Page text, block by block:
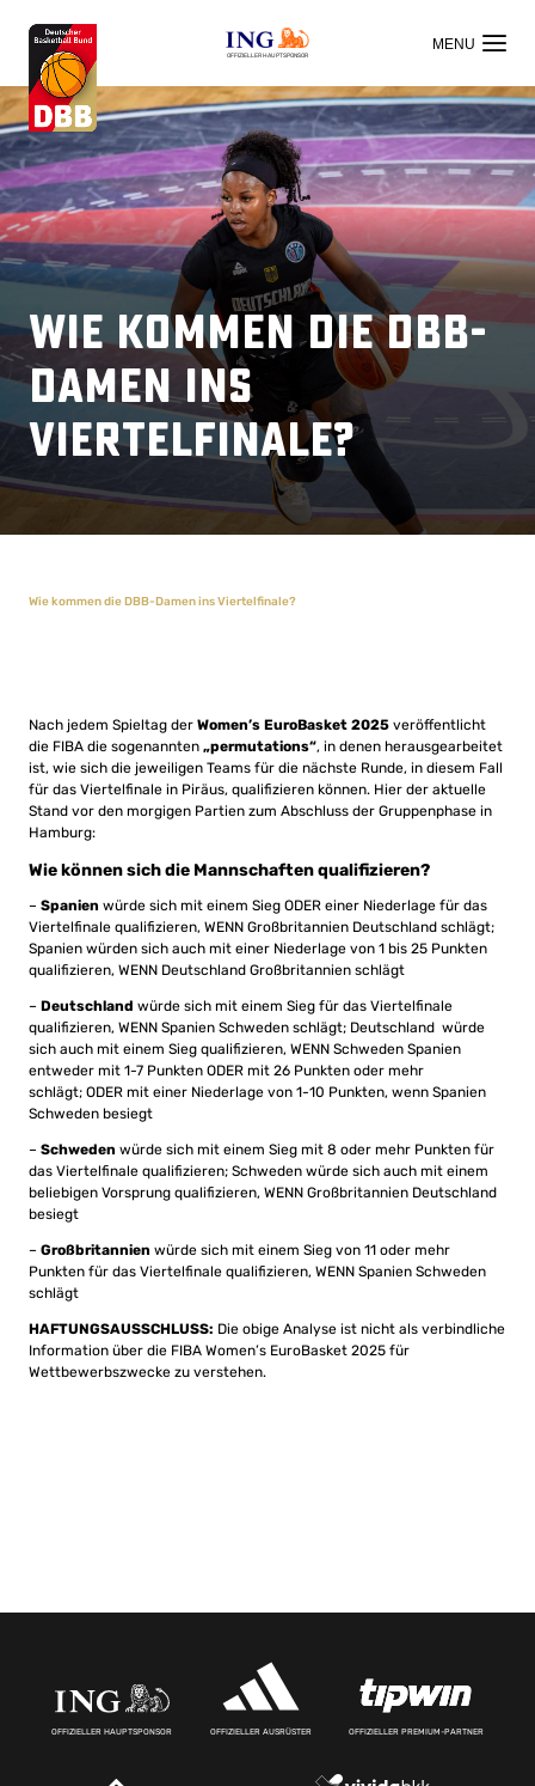
OFFIZIELLER HAUPTSPONSOR
Wie kommen die DBB-
Damen ins
Viertelfinale?
Wie kommen die DBB-Damen ins Viertelfinale?
Nach jedem Spieltag der Women’s EuroBasket 2025 veröffentlicht
die FIBA die sogenannten „permutations“, in denen herausgearbeitet
ist, wie sich die jeweiligen Teams für die nächste Runde, in diesem Fall
für das Viertelfinale in Piräus, qualifizieren können. Hier der aktuelle
Stand vor den morgigen Partien zum Abschluss der Gruppenphase in
Hamburg:
Wie können sich die Mannschaften qualifizieren?
– Spanien würde sich mit einem Sieg ODER einer Niederlage für das
Viertelfinale qualifizieren, WENN Großbritannien Deutschland schlägt;
Spanien würden sich auch mit einer Niederlage von 1 bis 25 Punkten
qualifizieren, WENN Deutschland Großbritannien schlägt
– Deutschland würde sich mit einem Sieg für das Viertelfinale
qualifizieren, WENN Spanien Schweden schlägt; Deutschland würde
sich auch mit einem Sieg qualifizieren, WENN Schweden Spanien
entweder mit 1-7 Punkten ODER mit 26 Punkten oder mehr
schlägt; ODER mit einer Niederlage von 1-10 Punkten, wenn Spanien
Schweden besiegt
– Schweden würde sich mit einem Sieg mit 8 oder mehr Punkten für
das Viertelfinale qualifizieren; Schweden würde sich auch mit einem
beliebigen Vorsprung qualifizieren, WENN Großbritannien Deutschland
besiegt
– Großbritannien würde sich mit einem Sieg von 11 oder mehr
Punkten für das Viertelfinale qualifizieren, WENN Spanien Schweden
schlägt
HAFTUNGSAUSSCHLUSS: Die obige Analyse ist nicht als verbindliche
Information über die FIBA Women’s EuroBasket 2025 für
Wettbewerbszwecke zu verstehen.
OFFIZIELLER HAUPTSPONSOR OFFIZIELLER AUSRÜSTER OFFIZIELLER PREMIUM-PARTNER